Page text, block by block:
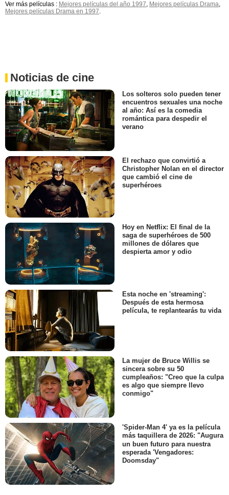
Ver más películas : Mejores películas del año 1997 Mejores películas Drama
Mejores películas Drama en 1997
Noticias de cine
Los solteros solo pueden tener
encuentros sexuales una noche
al año: Así es la comedia
romántica para despedir el
verano
El rechazo que convirtió a
Christopher Nolan en el director
que cambió el cine de
superhéroes
Hoy en Netflix: El final de la
saga de superhéroes de 500
millones de dólares que
despierta amor y odio
Esta noche en 'streaming':
Después de esta hermosa
película, te replantearás tu vida
La mujer de Bruce Willis se
sincera sobre su 50
cumpleaños: "Creo que la culpa
es algo que siempre llevo
conmigo"
'Spider-Man 4' ya es la película
más taquillera de 2026: "Augura
un buen futuro para nuestra
esperada 'Vengadores:
Doomsday"